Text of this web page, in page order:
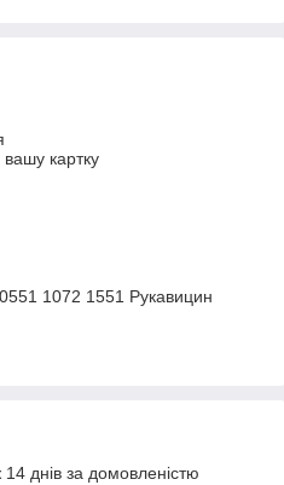
картку
1072 1551 Рукавицин
днів за домовленістю